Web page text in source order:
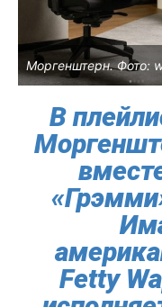
Моргенштерн. Фото:
В
Fetty